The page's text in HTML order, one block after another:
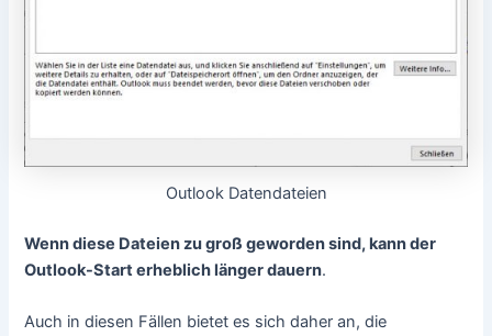
Outlook Datendateien
Wenn diese Dateien zu groß geworden sind, kann der
Outlook-Start erheblich länger dauern.
Auch in diesen Fällen bietet es sich daher an, die